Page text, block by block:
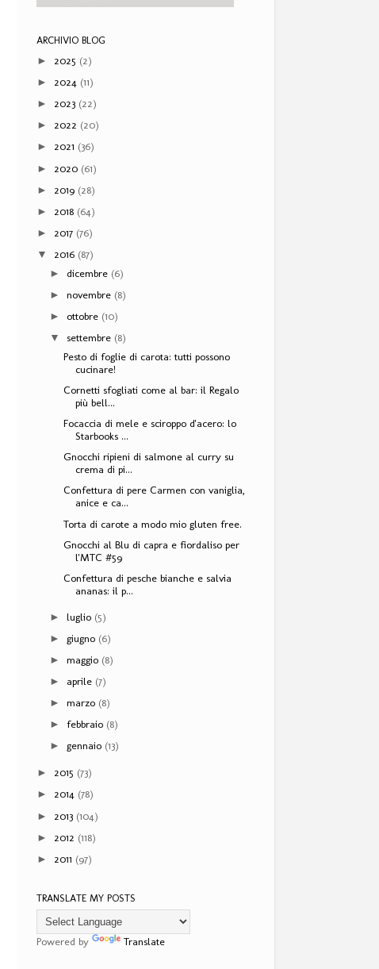
ARCHIVIO BLOG
► 2025 (2)
► 2024 (11)
► 2023 (22)
► 2022 (20)
► 2021 (36)
► 2020 (61)
► 2019 (28)
► 2018 (64)
► 2017 (76)
▼ 2016 (87)
► dicembre (6)
►novembre (8)
► ottobre (10)
▼ settembre (8)
Pesto di foglie di carota: tutti possono
cucinare!
Cornetti sfogliati come al bar: il Regalo
più bell...
Focaccia di mele e sciroppo d'acero: lo
Starbooks ...
Gnocchi ripieni di salmone al curry su
crema di pi...
Confettura di pere Carmen con vaniglia,
anice e ca...
Torta di carote a modo mio gluten free.
Gnocchi al Blu di capra e fiordaliso per
l'MTC #59
Confettura di pesche bianche e salvia
ananas: il p...
►luglio (5)
► giugno (6)
►maggio (8)
► aprile (7)
►marzo (8)
►febbraio (8)
► gennaio (13)
► 2015 (73)
► 2014 (78)
► 2013 (104)
► 2012 (118)
► 2011 (97)
TRANSLATE MY POSTS
Powered by Translate